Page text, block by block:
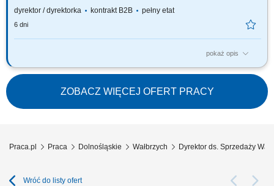
dyrektor / dyrektorka kontrakt B2B pełny etat
6 dni
pokaż opis
Za co będziesz odpowiadać: własny biznes przychodowy i zarządzanie
zespołem sprzedaży, rekrutację i wdrożenie nowych Konsultantów ds.
Planowania Finansowego oraz Menedżerów, budowanie portfela
Klientów poprzez aktywną sprzedaż własną, zapewnienie wsparcia
współpracownikom na...
ZOBACZ WIĘCEJ OFERT PRACY
Praca.pl Praca Dolnośląskie Wałbrzych Dyrektor ds. Sprzedaży
Wróć do listy ofert